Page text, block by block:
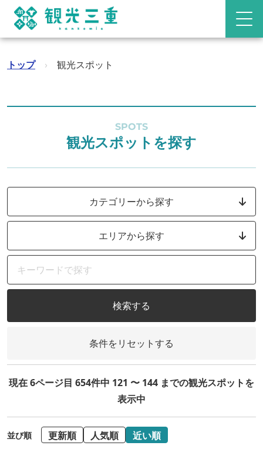
トップ › 観光スポット
SPOTS
観光スポットを探す
カテゴリーから探す
エリアから探す
検索する
条件をリセットする
現在 6ページ目 654件中 121 〜 144 までの観光スポットを
表示中
並び順 更新順 人気順 近い順